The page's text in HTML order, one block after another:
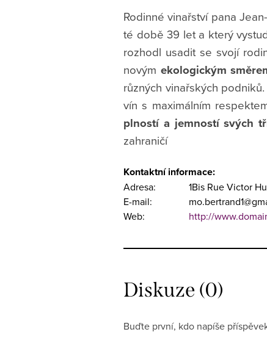
Rodinné vinařství pana
té době 39 let a který
rozhodl usadit se svojí
novým ekologickým
různých vinařských
vín s maximálním
plností a jemností svých
zahraničí
Kontaktní informace:
Adresa:
1Bis Rue Victor
E-mail:
Web:
http://
Diskuze (0)
Buďte první, kdo napíše